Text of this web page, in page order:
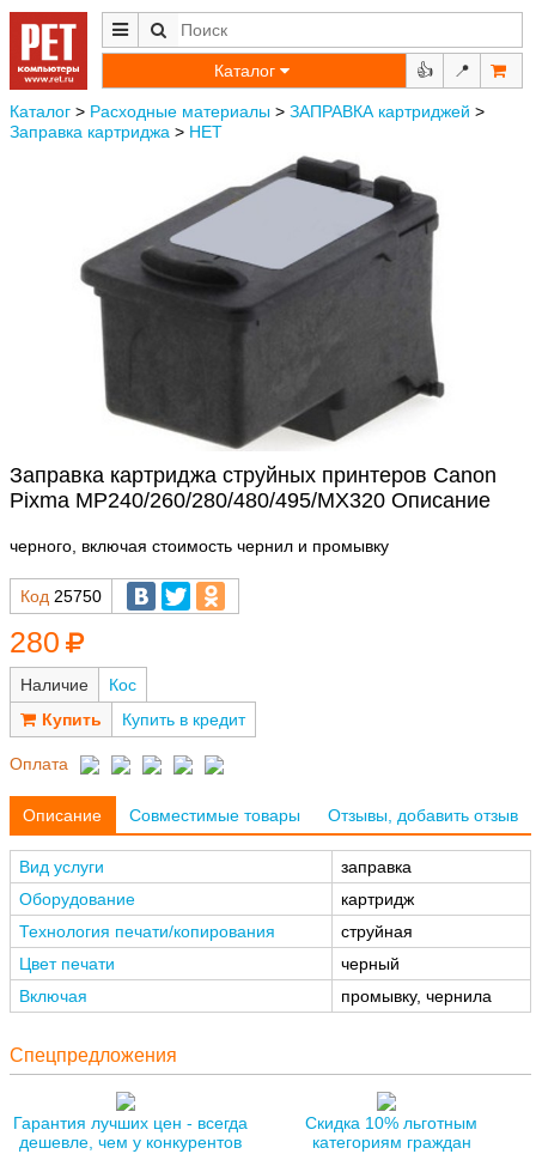
Каталог 👍 📍
Каталог > Расходные материалы > ЗАПРАВКА картриджей >
Заправка картриджа > НЕТ
Заправка картриджа струйных принтеров Canon
Pixma MP240/260/280/480/495/MX320 Описание
черного, включая стоимость чернил и промывку
Код 25750
280
Наличие
Кос
Купить в кредит
Оплата
Описание Совместимые товары Отзывы, добавить отзыв
Вид услуги
заправка
Оборудование
картридж
Технология печати/копирования
струйная
Цвет печати
черный
Включая
промывку, чернила
Спецпредложения
Гарантия лучших цен - всегда
дешевле, чем у конкурентов
Скидка 10% льготным
категориям граждан